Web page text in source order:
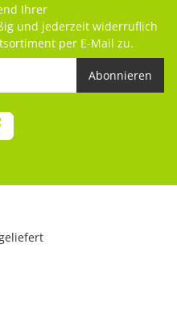
Ihrer
und jederzeit widerruflich
per E-Mail zu.
Abonnieren